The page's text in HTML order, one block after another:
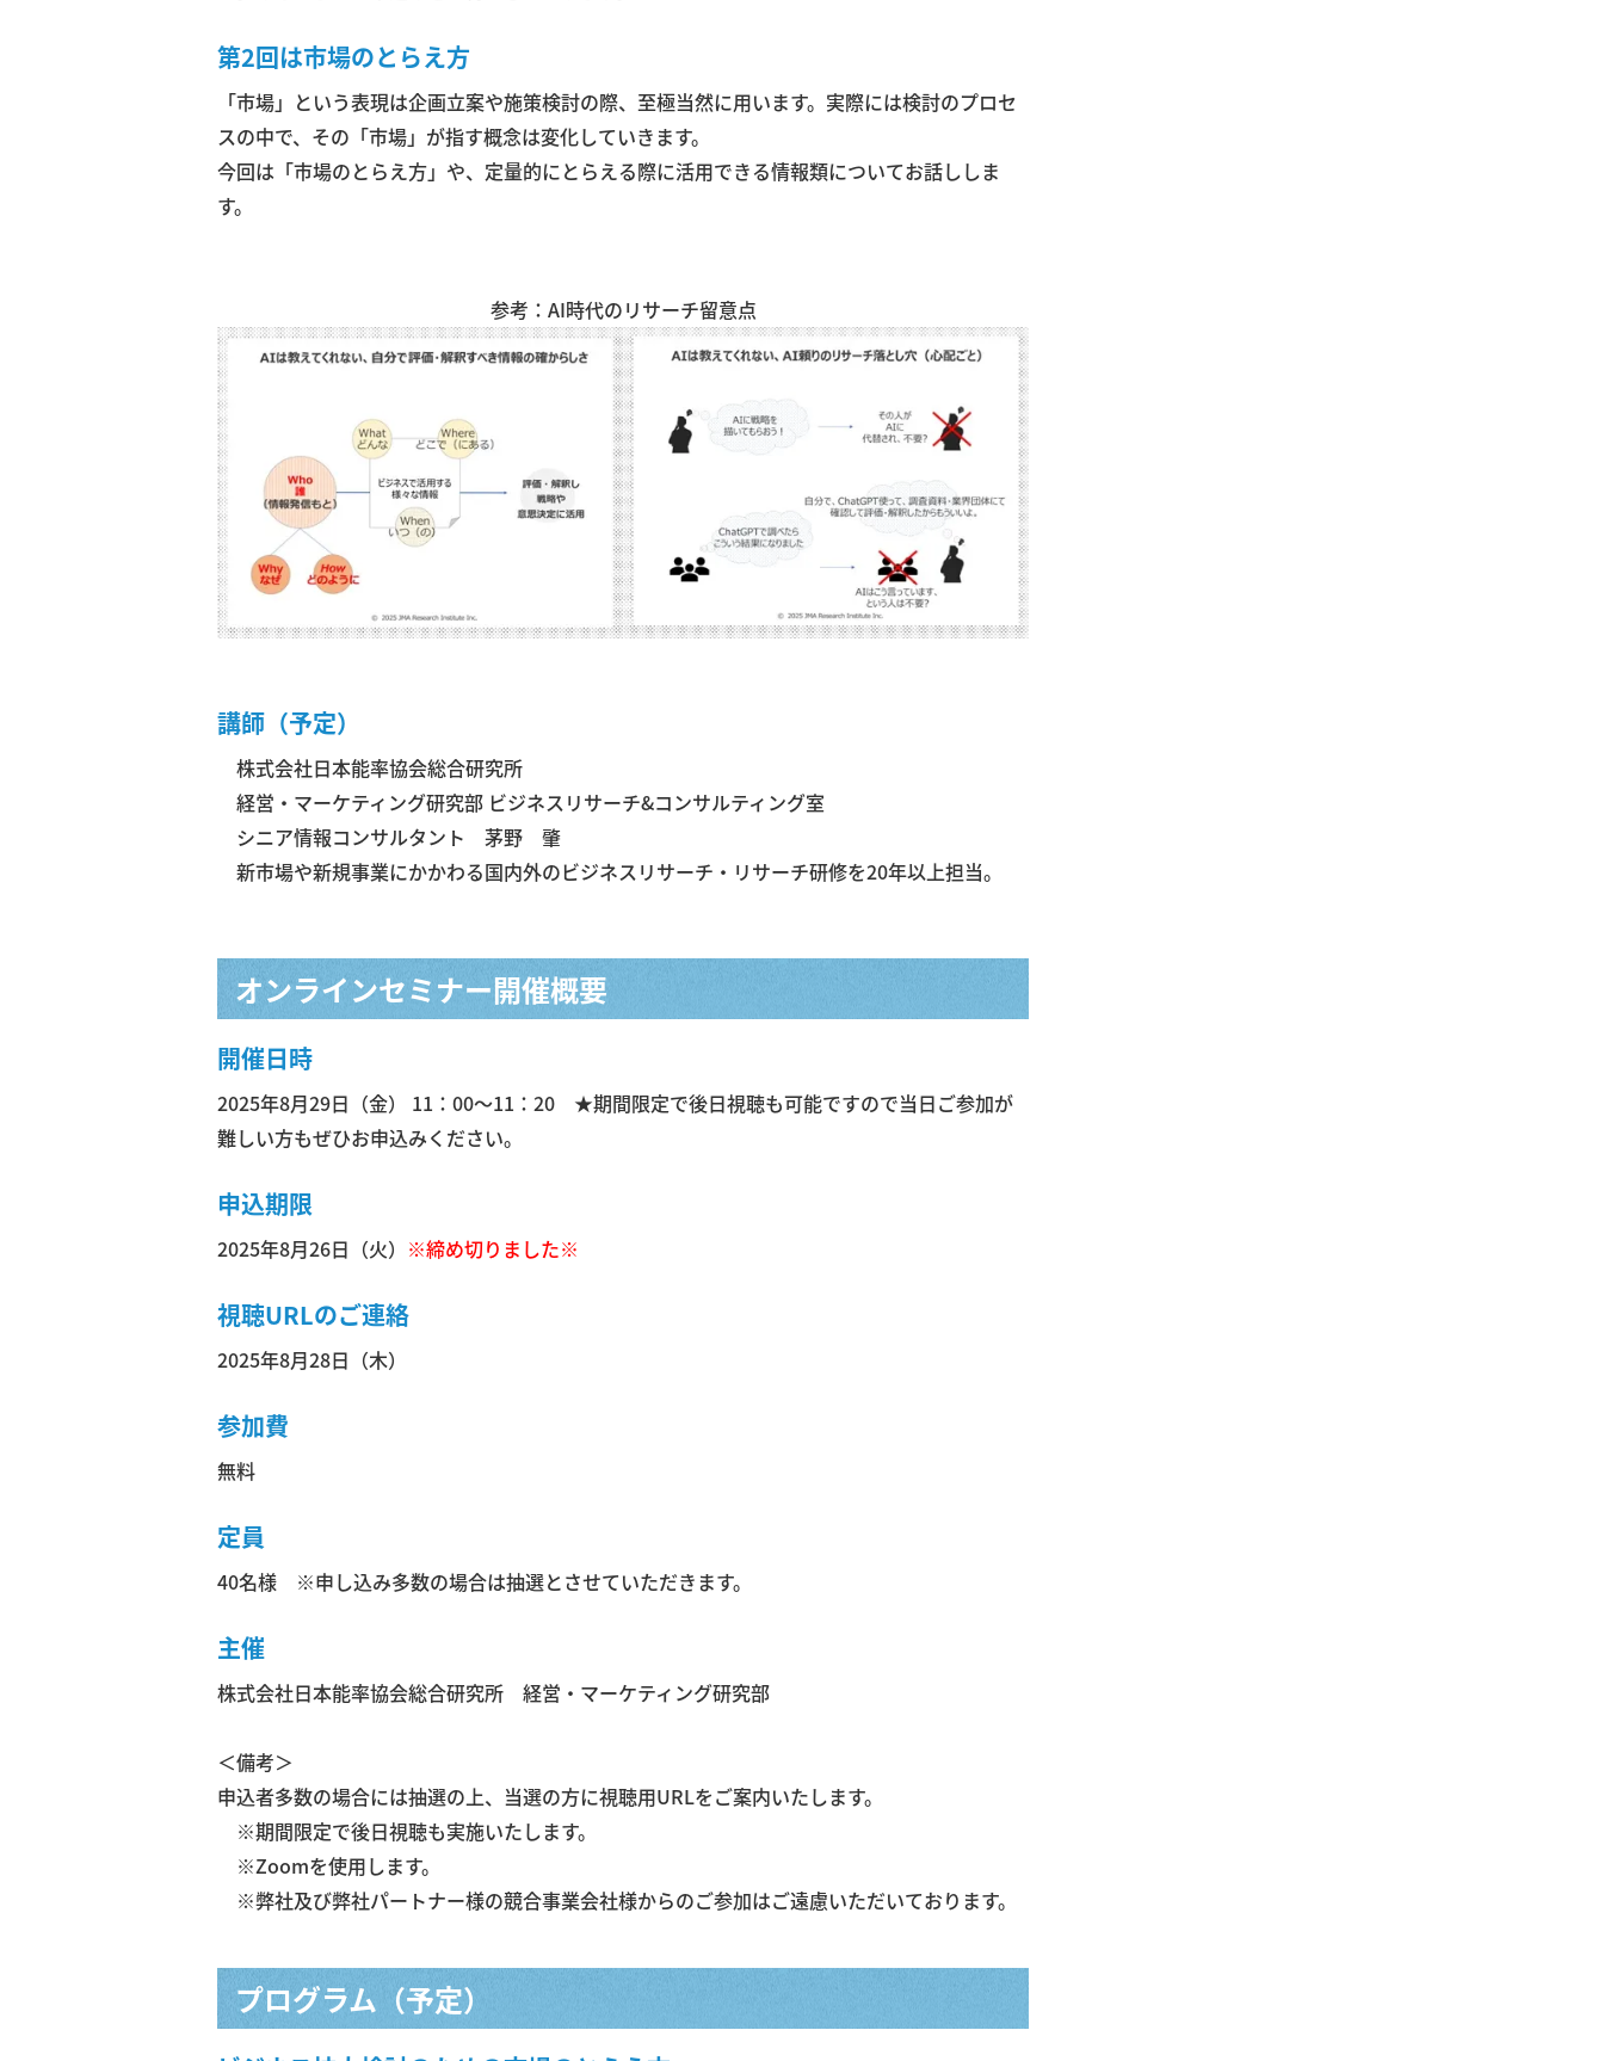
第2回は市場のとらえ方
「市場」という表現は企画立案や施策検討の際、至極当然に用います。実際には検討のプロセ
スの中で、その「市場」が指す概念は変化していきます。
今回は「市場のとらえ方」や、定量的にとらえる際に活用できる情報類についてお話ししま
す。
参考：AI時代のリサーチ留意点
講師（予定）
株式会社日本能率協会総合研究所
経営・マーケティング研究部 ビジネスリサーチ&コンサルティング室
シニア情報コンサルタント 茅野 肇
新市場や新規事業にかかわる国内外のビジネスリサーチ・リサーチ研修を20年以上担当。
オンラインセミナー開催概要
開催日時
2025年8月29日（金） 11：00～11：20 ★期間限定で後日視聴も可能ですので当日ご参加が
難しい方もぜひお申込みください。
申込期限
2025年8月26日（火） ※締め切りました※
視聴URLのご連絡
2025年8月28日（木）
参加費
無料
定員
40名様 ※申し込み多数の場合は抽選とさせていただきます。
主催
株式会社日本能率協会総合研究所 経営・マーケティング研究部
＜備考＞
申込者多数の場合には抽選の上、当選の方に視聴用URLをご案内いたします。
※期間限定で後日視聴も実施いたします。
※Zoomを使用します。
※弊社及び弊社パートナー様の競合事業会社様からのご参加はご遠慮いただいております。
プログラム（予定）